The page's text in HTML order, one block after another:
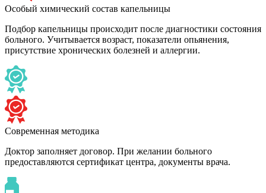
Особый химический состав капельницы
Подбор капельницы происходит после диагностики состояния
больного. Учитывается возраст, показатели опьянения,
присутствие хронических болезней и аллергии.
Современная методика
Доктор заполняет договор. При желании больного
предоставляются сертификат центра, документы врача.